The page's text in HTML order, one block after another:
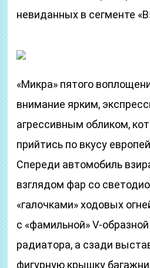
невиданных в сегменте
«Микра» пятого
внимание ярким,
агрессивным обликом,
прийтись по вкусу
Спереди автомобиль
взглядом фар со
«галочками» ходовых
с «фамильной» V-
радиатора, а сзади
фигурную крышку